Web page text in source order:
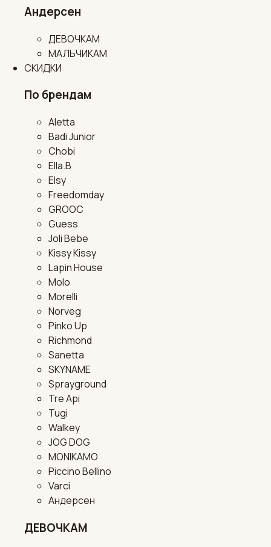
Андерсен
ДЕВОЧКАМ
МАЛЬЧИКАМ
СКИДКИ
По брендам
Aletta
Badi Junior
Chobi
Ella.B
Elsy
Freedomday
GROOC
Guess
Joli Bebe
Kissy Kissy
Lapin House
Molo
Morelli
Norveg
Pinko Up
Richmond
Sanetta
SKYNAME
Sprayground
Tre Api
Tugi
Walkey
JOG DOG
MONIKAMO
Piccino Bellino
Varci
Андерсен
ДЕВОЧКАМ